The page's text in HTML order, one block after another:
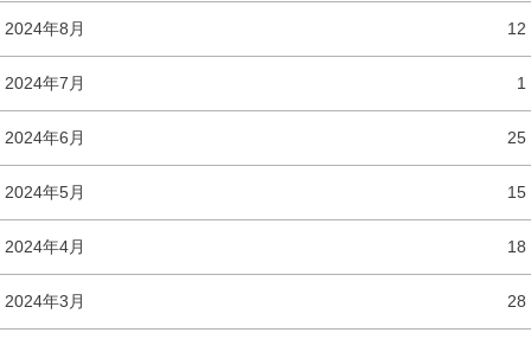
2024年8月 12
2024年7月 1
2024年6月 25
2024年5月 15
2024年4月 18
2024年3月 28